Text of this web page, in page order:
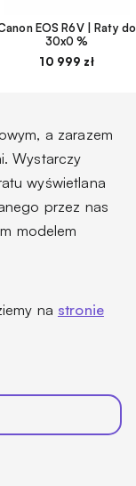
EOS R6V | Raty do
30x0 %
10 999 zł
a zarazem
Wystarczy
wyświetlana
przez nas
modelem
na stronie